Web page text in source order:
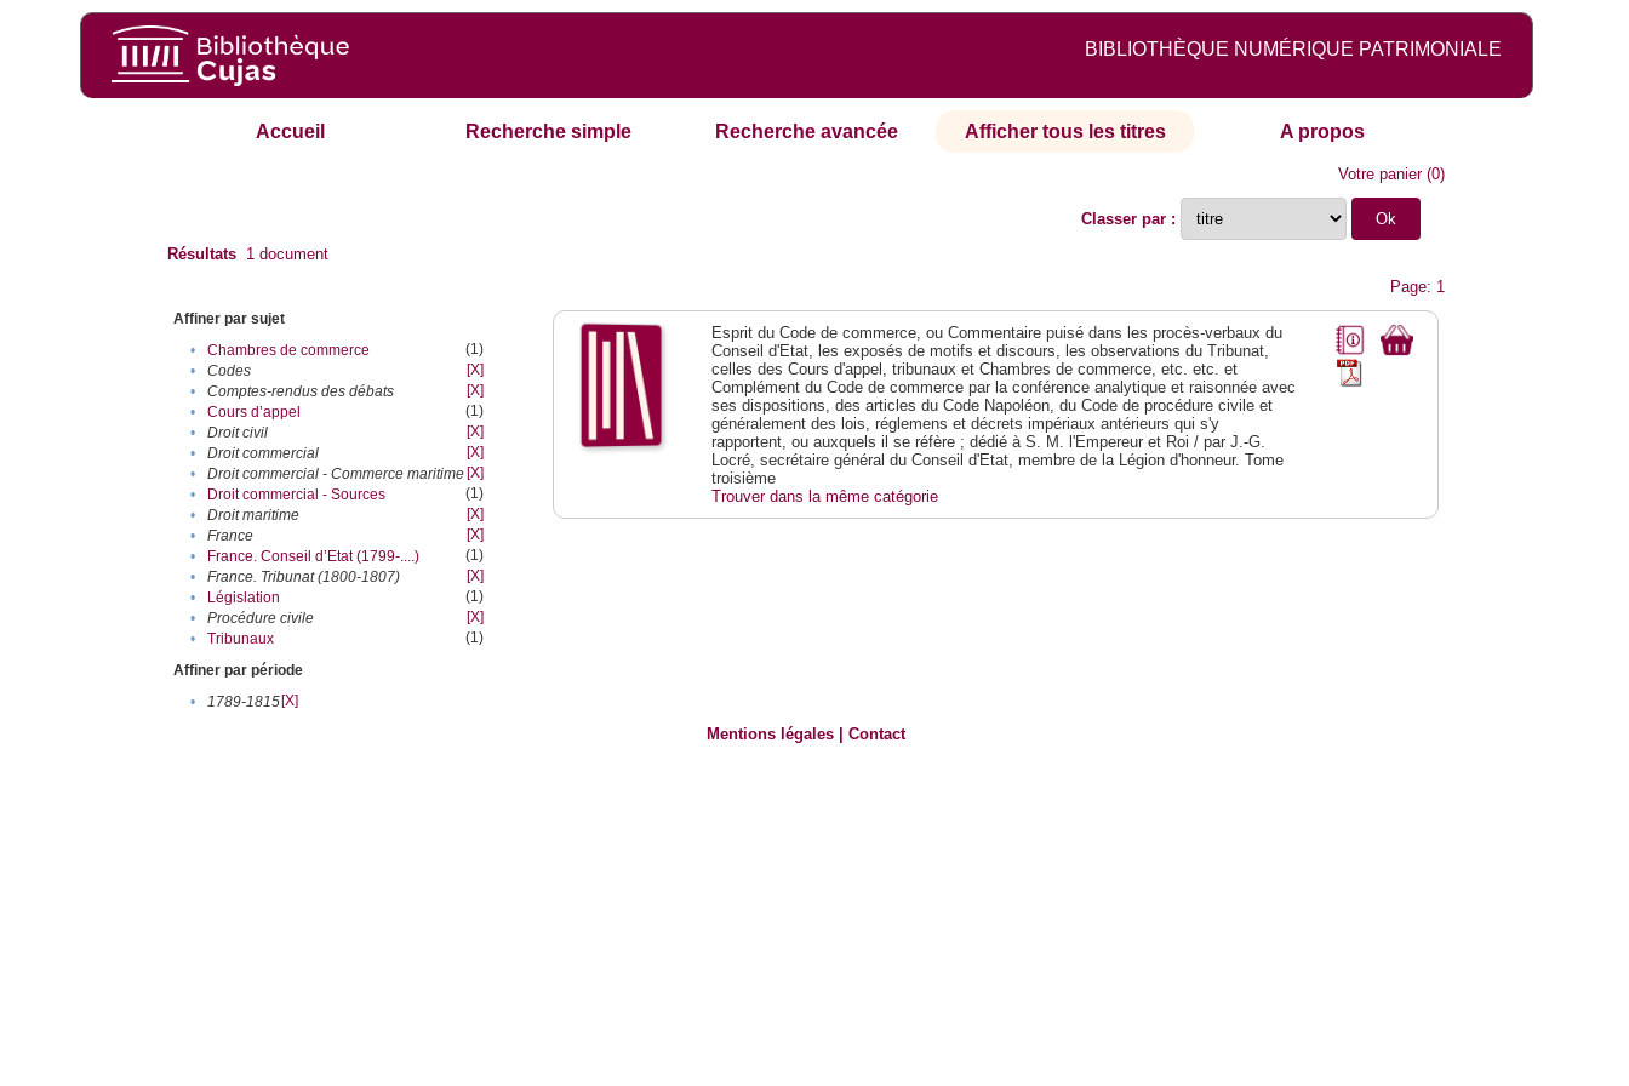
BIBLIOTHÈQUE NUMÉRIQUE PATRIMONIALE
Accueil Recherche simple Recherche avancée Afficher tous les titres A propos
Votre panier(0)
Classer par :
Résultats 1 document
Page: 1
Affiner par sujet
•
Chambres de commerce
(1)
•
Codes
[X]
•
Comptes-rendus des débats
[X]
•
Cours d’appel
(1)
•
Droit civil
[X]
•
Droit commercial
[X]
•
Droit commercial - Commerce maritime [X]
•
Droit commercial - Sources
(1)
•
Droit maritime
[X]
•
France
[X]
•
France. Conseil d’Etat (1799-....)
(1)
•
France. Tribunat (1800-1807)
[X]
•
Législation
(1)
•
Procédure civile
[X]
•
Tribunaux
(1)
Affiner par période
•
1789-1815[X]
Esprit du Code de commerce, ou Commentaire puisé dans les procès-verbaux du
Conseil d'Etat, les exposés de motifs et discours, les observations du Tribunat,
celles des Cours d'appel, tribunaux et Chambres de commerce, etc. etc. et
Complément du Code de commerce par la conférence analytique et raisonnée avec
ses dispositions, des articles du Code Napoléon, du Code de procédure civile et
généralement des lois, réglemens et décrets impériaux antérieurs qui s'y
rapportent, ou auxquels il se réfère ; dédié à S. M. l'Empereur et Roi / par J.-G.
Locré, secrétaire général du Conseil d'Etat, membre de la Légion d'honneur. Tome
troisième
Trouver dans la même catégorie
Mentions légales |Contact